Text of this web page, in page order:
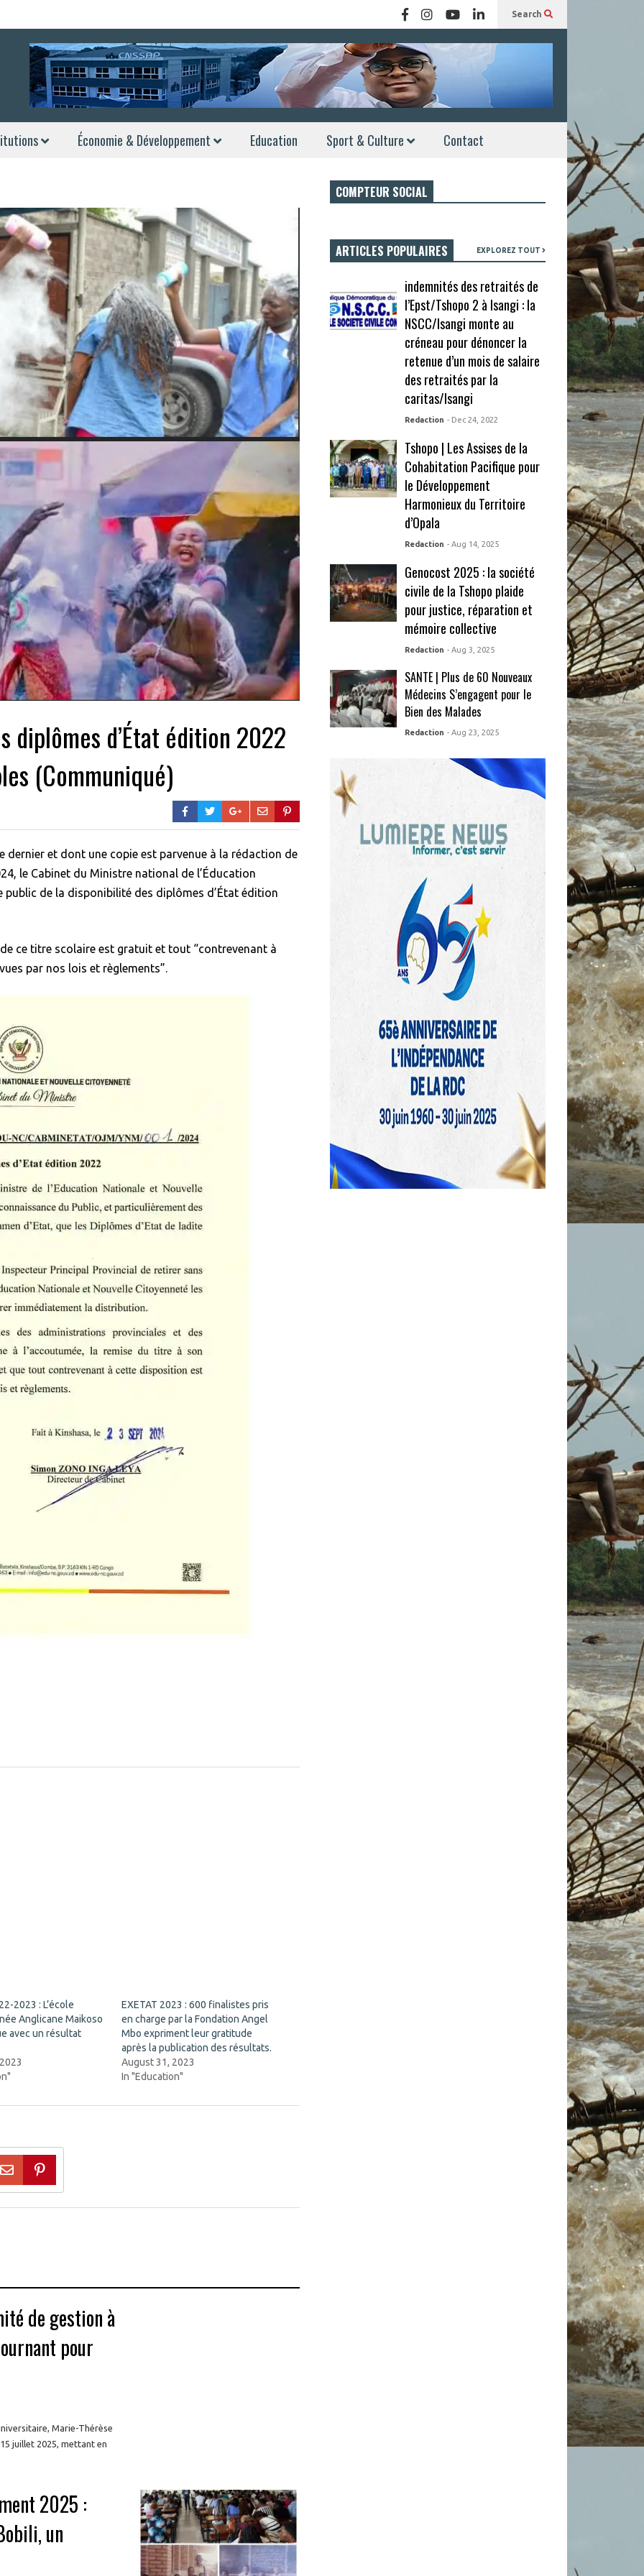
Search
Économie & Développement Education Sport & Culture Contact
diplômes d’État édition 2022
(Communiqué)
dernier et dont une copie est parvenue à la rédaction de
le Cabinet du Ministre national de l’Éducation
de la disponibilité des diplômes d’État édition
ce titre scolaire est gratuit et tout “contrevenant à
par nos lois et règlements”.
2023 : L’école
Anglicane Maikoso
avec un résultat
EXETAT 2023 : 600 finalistes pris
en charge par la Fondation Angel
Mbo expriment leur gratitude
après la publication des résultats.
August 31, 2023
In "Education"
de gestion à
pour
Marie-Thérèse
juillet 2025, mettant en
2025 :
un
COMPTEUR SOCIAL
ARTICLES POPULAIRES EXPLOREZ TOUT
indemnités des retraités de
l’Epst/Tshopo 2 à Isangi : la
NSCC/Isangi monte au
créneau pour dénoncer la
retenue d’un mois de salaire
des retraités par la
caritas/Isangi
Redaction - Dec 24, 2022
Tshopo | Les Assises de la
Cohabitation Pacifique pour
le Développement
Harmonieux du Territoire
d’Opala
Redaction - Aug 14, 2025
Genocost 2025 : la société
civile de la Tshopo plaide
pour justice, réparation et
mémoire collective
Redaction - Aug 3, 2025
SANTE | Plus de 60 Nouveaux
Médecins S’engagent pour le
Bien des Malades
Redaction - Aug 23, 2025